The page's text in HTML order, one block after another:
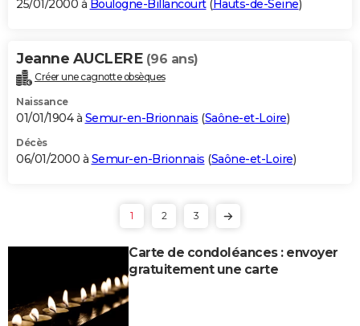
25/01/2000 à Boulogne-Billancourt(Hauts-de-Seine)
Jeanne AUCLERE (96 ans)
Créer une cagnotte obsèques
Naissance
01/01/1904 à Semur-en-Brionnais (Saône-et-Loire)
Décès
06/01/2000 à Semur-en-Brionnais (Saône-et-Loire)
1 2 3
Carte de condoléances : envoyer
gratuitement une carte